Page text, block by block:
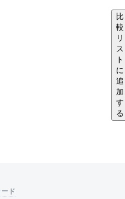
比
較
リ
ス
ト
に
追
加
す
る
ド